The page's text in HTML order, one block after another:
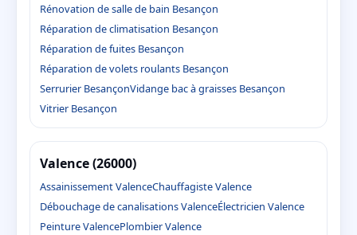
Rénovation de salle de bain Besançon
Réparation de climatisation Besançon
Réparation de fuites Besançon
Réparation de volets roulants Besançon
Serrurier BesançonVidange bac à graisses Besançon
Vitrier Besançon
Valence (26000)
Assainissement ValenceChauffagiste Valence
Débouchage de canalisations ValenceÉlectricien Valence
Peinture ValencePlombier Valence